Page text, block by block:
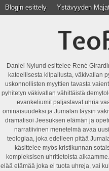
Blogin esittely Ystävyyden
Daniel Nylund esittelee René
kateellisesta kilpailusta, väkivallan
uskonnollisten myyttien tavasta
pyhitetyn väkivallan vähittäistä
evankeliumit paljastavat uhria
ominaisuudeksi ja Jumalan täysin
dramatisoi Jeesuksen elämän ja
narratiivinen menetelmä avaa
teologiaa, joka edelleen pitää
käsittelee myös kristikunnan
kompleksisen uhritietoista
elää elämää joka ei tuota uhreja, vai